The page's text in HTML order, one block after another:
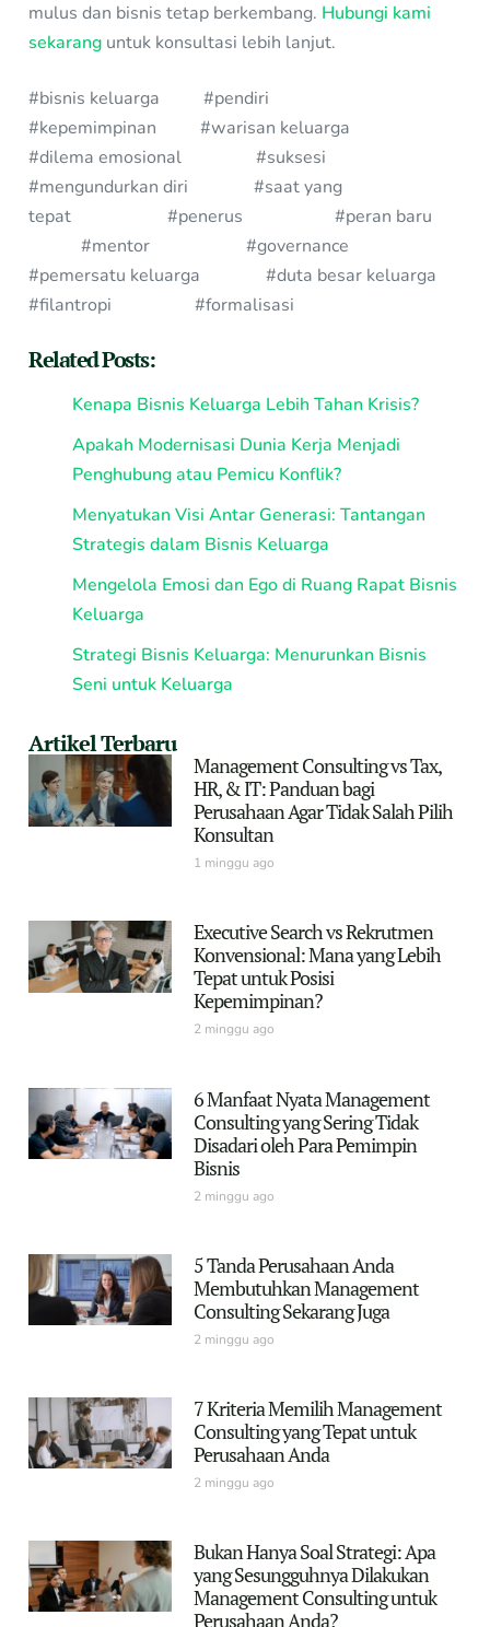
mulus dan bisnis tetap berkembang. Hubungi kami
sekarang untuk konsultasi lebih lanjut.
#bisnis keluarga #pendiri
#kepemimpinan #warisan keluarga
#dilema emosional #suksesi
#mengundurkan diri #saat yang
tepat #penerus #peran baru
#mentor #governance
#pemersatu keluarga #duta besar keluarga
#filantropi #formalisasi
Related Posts:
Kenapa Bisnis Keluarga Lebih Tahan Krisis?
Apakah Modernisasi Dunia Kerja Menjadi
Penghubung atau Pemicu Konflik?
Menyatukan Visi Antar Generasi: Tantangan
Strategis dalam Bisnis Keluarga
Mengelola Emosi dan Ego di Ruang Rapat Bisnis
Keluarga
Strategi Bisnis Keluarga: Menurunkan Bisnis
Seni untuk Keluarga
Artikel Terbaru
Management Consulting vs Tax,
HR, & IT: Panduan bagi
Perusahaan Agar Tidak Salah Pilih
Konsultan
1 minggu ago
Executive Search vs Rekrutmen
Konvensional: Mana yang Lebih
Tepat untuk Posisi
Kepemimpinan?
2 minggu ago
6 Manfaat Nyata Management
Consulting yang Sering Tidak
Disadari oleh Para Pemimpin
Bisnis
2 minggu ago
5 Tanda Perusahaan Anda
Membutuhkan Management
Consulting Sekarang Juga
2 minggu ago
7 Kriteria Memilih Management
Consulting yang Tepat untuk
Perusahaan Anda
2 minggu ago
Bukan Hanya Soal Strategi: Apa
yang Sesungguhnya Dilakukan
Management Consulting untuk
Perusahaan Anda?